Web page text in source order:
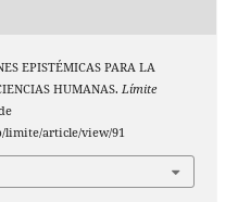
EPISTÉMICAS PARA LA
HUMANAS. Límite
limite/article/view/91